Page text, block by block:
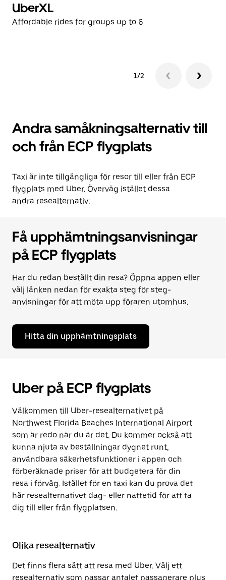
UberXL
Affordable rides for groups up to 6
1/2
Andra samåkningsalternativ till
och från ECP flygplats
Taxi är inte tillgängliga för resor till eller från ECP
flygplats med Uber. Överväg istället dessa
andra resealternativ:
Få upphämtningsanvisningar
på ECP flygplats
Har du redan beställt din resa? Öppna appen eller
välj länken nedan för exakta steg för steg-
anvisningar för att möta upp föraren utomhus.
Hitta din upphämtningsplats
Uber på ECP flygplats
Välkommen till Uber-resealternativet på
Northwest Florida Beaches International Airport
som är redo när du är det. Du kommer också att
kunna njuta av beställningar dygnet runt,
användbara säkerhetsfunktioner i appen och
förberäknade priser för att budgetera för din
resa i förväg. Istället för en taxi kan du prova det
här resealternativet dag- eller nattetid för att ta
dig till eller från flygplatsen.
Olika resealternativ
Det finns flera sätt att resa med Uber. Välj ett
resealternativ som passar antalet passagerare plus